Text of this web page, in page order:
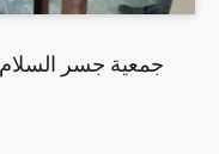
جمعية جسر السلام